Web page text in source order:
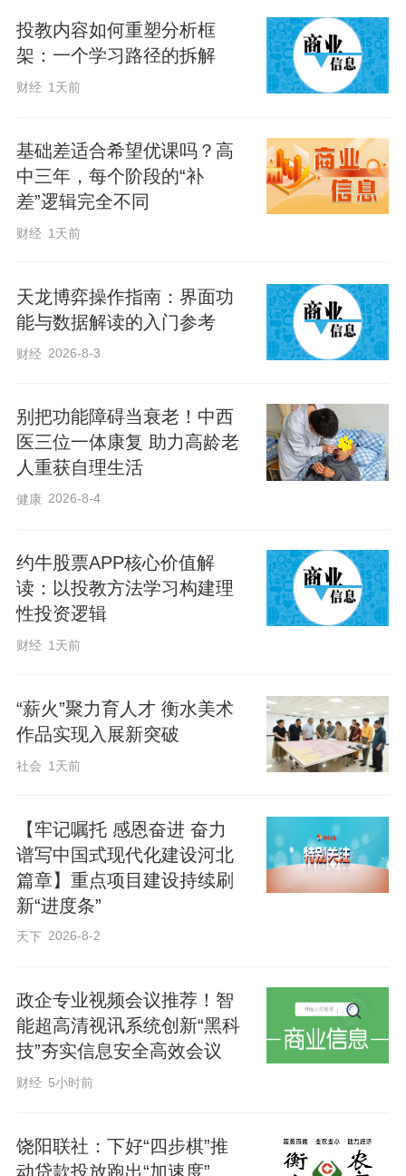
导，组建13个常态化安全生产指导工作
组，持续提升基层安全治理规范化、专业
化水平。
工作模式方面，沿用成熟高效的督导工作
机制，建立“市直单位与县市区”结对指导机
制，实行“月度例行+专项机动”工作频次，
每月至少开展1次现场指导，重要节点开展
作，确保安全监管时时在线、隐患整治常
态长效。
工作组明确七大核心职责，全方位赋能县
域安全治理：“政策法规宣贯”，传达解读国
家、省、市安全生产政策法规，推动政策
府、部门、企业三级责任落实，重点关注
新兴行业、职能交叉领域责任落实；“风险
隐患排查整治指导”，协助研判重大风险，
指导重点行业领域隐患排查治理，跟踪重
层加强队伍建设、装备配备、应急演练等
工作，提升监管和企业安全管理水平；“典
型问题解剖分析”，剖析事故和突出问题，
广”，发现基层好经验，在全市范围内推
广；“完成市安委会、市安委办交办的其他
事项”。
下一步，我市将持续抓实常态化结对督导
精准督导堵塞安全漏洞、以长效治理守住
安全底线，持续推动全市安全生产形势稳
定向好，为经济社会高质量发展保驾护
投教内容如何重塑分析框
架：一个学习路径的拆解
财经 1天前
基础差适合希望优课吗？高
中三年，每个阶段的“补
差”逻辑完全不同
财经 1天前
天龙博弈操作指南：界面功
能与数据解读的入门参考
财经 2026-8-3
别把功能障碍当衰老！中西
医三位一体康复 助力高龄老
人重获自理生活
健康 2026-8-4
约牛股票APP核心价值解
读：以投教方法学习构建理
性投资逻辑
财经 1天前
“薪火”聚力育人才 衡水美术
作品实现入展新突破
社会 1天前
【牢记嘱托 感恩奋进 奋力
谱写中国式现代化建设河北
篇章】重点项目建设持续刷
新“进度条”
天下 2026-8-2
政企专业视频会议推荐！智
能超高清视讯系统创新“黑科
技”夯实信息安全高效会议
财经 5小时前
饶阳联社：下好“四步棋”推
动贷款投放跑出“加速度”